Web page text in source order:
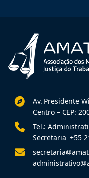
Av. Presidente
Centro – CEP:
Tel.:
Secretaria: +55